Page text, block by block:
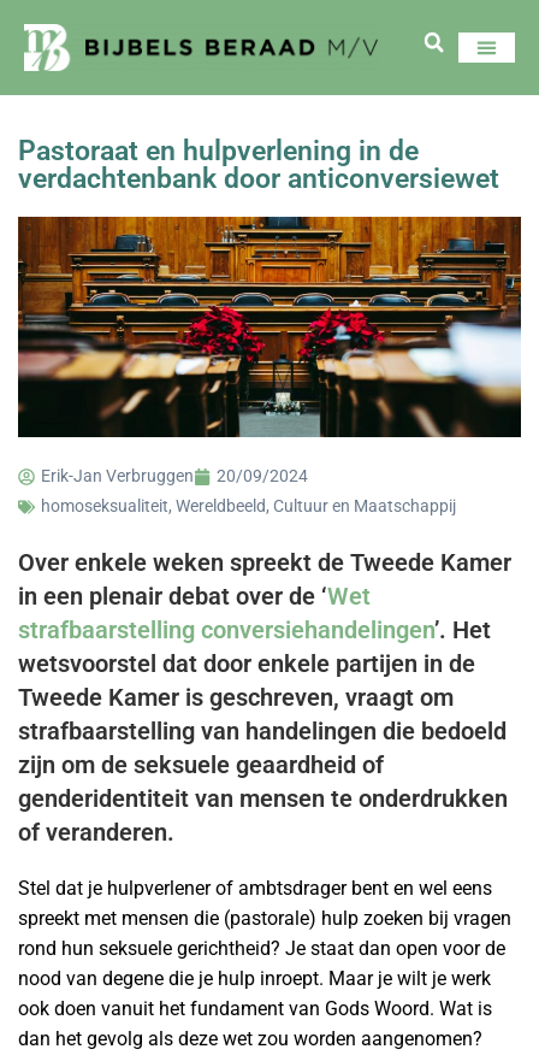
Pastoraat en hulpverlening in de
verdachtenbank door anticonversiewet
Erik-Jan Verbruggen
20/09/2024
homoseksualiteit, Wereldbeeld, Cultuur en Maatschappij
Over enkele weken spreekt de Tweede Kamer
in een plenair debat over de ‘Wet
strafbaarstelling conversiehandelingen’. Het
wetsvoorstel dat door enkele partijen in de
Tweede Kamer is geschreven, vraagt om
strafbaarstelling van handelingen die bedoeld
zijn om de seksuele geaardheid of
genderidentiteit van mensen te onderdrukken
of veranderen.
Stel dat je hulpverlener of ambtsdrager bent en wel eens
spreekt met mensen die (pastorale) hulp zoeken bij vragen
rond hun seksuele gerichtheid? Je staat dan open voor de
nood van degene die je hulp inroept. Maar je wilt je werk
ook doen vanuit het fundament van Gods Woord. Wat is
dan het gevolg als deze wet zou worden aangenomen?